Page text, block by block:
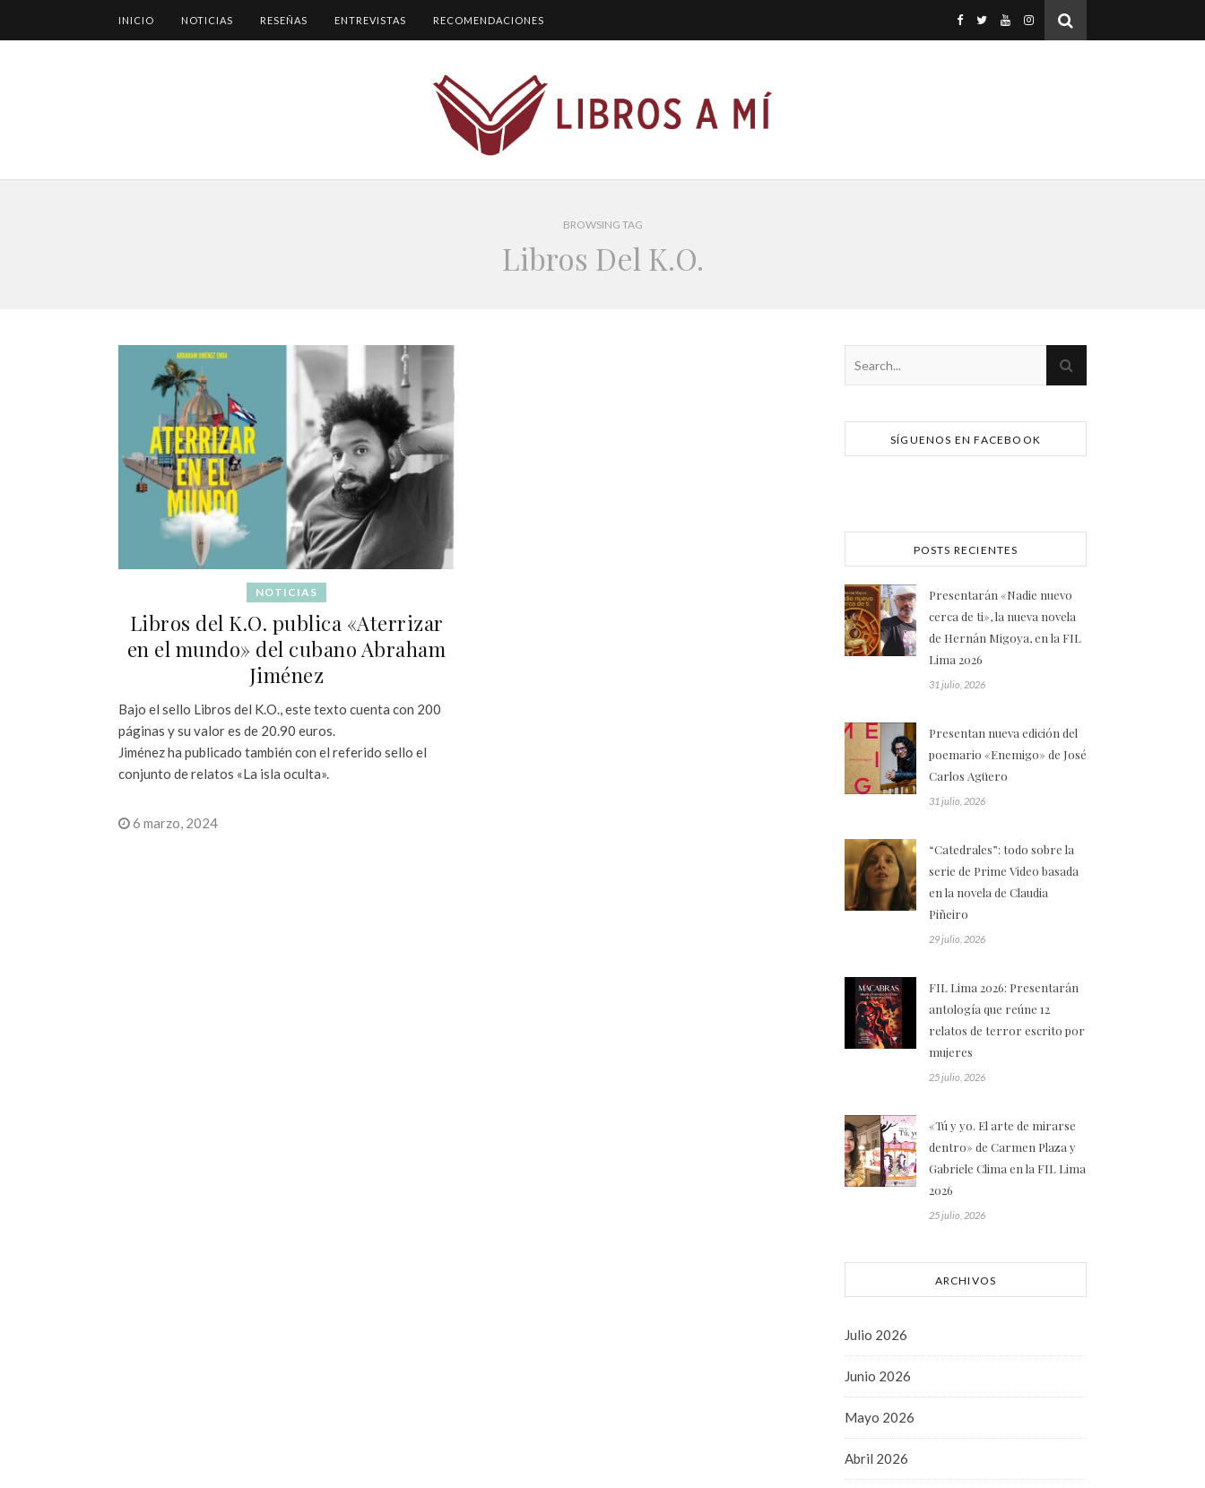
INICIO NOTICIAS RESEÑAS ENTREVISTAS RECOMENDACIONES
BROWSING TAG
Libros Del K.O.
NOTICIAS
Libros del K.O. publica «Aterrizar
en el mundo» del cubano Abraham
Jiménez
Bajo el sello Libros del K.O., este texto cuenta con 200
páginas y su valor es de 20.90 euros.
Jiménez ha publicado también con el referido sello el
conjunto de relatos «La isla oculta».
6 marzo, 2024
SÍGUENOS EN FACEBOOK
POSTS RECIENTES
Presentarán «Nadie nuevo
cerca de ti», la nueva novela
de Hernán Migoya, en la FIL
Lima 2026
31 julio, 2026
Presentan nueva edición del
poemario «Enemigo» de José
Carlos Agüero
31 julio, 2026
“Catedrales”: todo sobre la
serie de Prime Video basada
en la novela de Claudia
Piñeiro
29 julio, 2026
FIL Lima 2026: Presentarán
antología que reúne 12
relatos de terror escrito por
mujeres
25 julio, 2026
«Tú y yo. El arte de mirarse
dentro» de Carmen Plaza y
Gabriele Clima en la FIL Lima
2026
25 julio, 2026
ARCHIVOS
Julio 2026
Junio 2026
Mayo 2026
Abril 2026